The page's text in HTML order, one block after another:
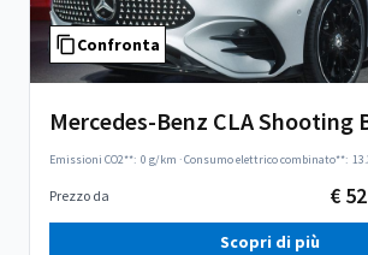
Confronta
Mercedes-Benz CLA Shooting
Emissioni CO2**: 0 g/km ·Consumo elettrico combinato**:
Prezzo da €
Scopri di più